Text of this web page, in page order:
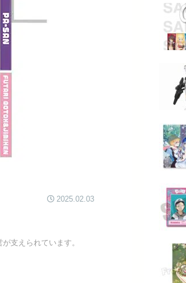
2025.02.03
支えられています。